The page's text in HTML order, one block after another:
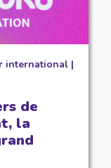
international|
de
la